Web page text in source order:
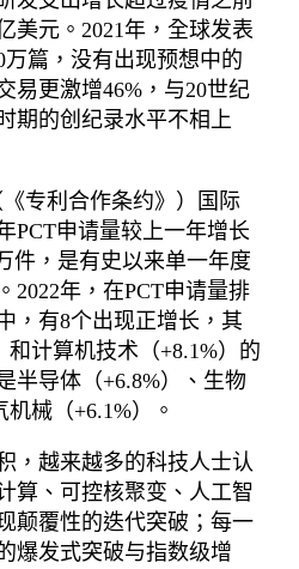
美元。2021年，全球发表
篇，没有出现预想中的
易更激增46%，与20世纪
期的创纪录水平不相上
《专利合作条约》）国际
PCT申请量较上一年增长
件，是有史以来单一年度
2022年，在PCT申请量排
，有8个出现正增长，其
和计算机技术（+8.1%）的
半导体（+6.8%）、生物
械（+6.1%）。
，越来越多的科技人士认
算、可控核聚变、人工智
颠覆性的迭代突破；每一
爆发式突破与指数级增